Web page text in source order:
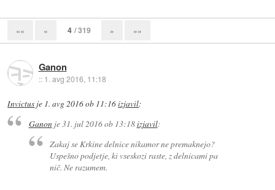
«« « 4 / 319 » »»
Ganon
:: 1. avg 2016, 11:18
Invictus je 1. avg 2016 ob 11:16izjavil:
Ganonje31. jul 2016 ob 13:18izjavil:
Zakaj se Krkine delnice nikamor ne premaknejo?
Uspešno podjetje, ki vseskozi raste, z delnicami pa
nič. Ne razumem.